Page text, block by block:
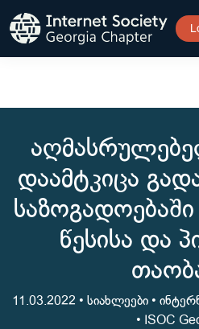
დაამტკიცა
საზოგადოებაში
წესისა და
11.03.2022 • სიახლეები•
• ISOC